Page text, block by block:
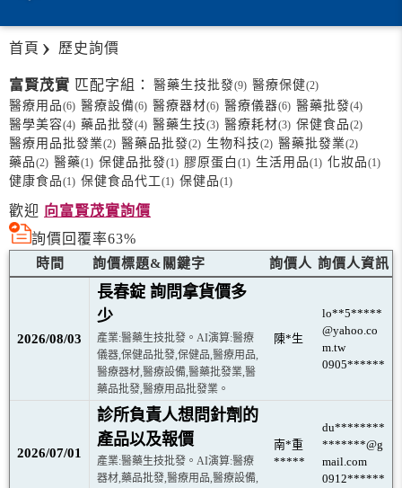
首頁 歷史詢價
富賢茂實 匹配字組： 醫藥生技批發(9) 醫療保健(2)
醫療用品(6) 醫療設備(6) 醫療器材(6) 醫療儀器(6) 醫藥批發(4)
醫學美容(4) 藥品批發(4) 醫藥生技(3) 醫療耗材(3) 保健食品(2)
醫療用品批發業(2) 醫藥品批發(2) 生物科技(2) 醫藥批發業(2)
藥品(2) 醫藥(1) 保健品批發(1) 膠原蛋白 (1) 生活用品(1) 化妝品(1)
健康食品(1) 保健食品代工(1) 保健品(1)
歡迎 向富賢茂實詢價
詢價回覆率63%
時間 詢價標題&關鍵字 詢價人 詢價人資訊
2026/08/03
長春錠 詢問拿貨價多
少
產業:醫藥生技批發。AI演算:醫療
儀器,保健品批發,保健品,醫療用品,
醫療器材,醫療設備,醫藥批發業,醫
藥品批發,醫療用品批發業。
陳*生
lo**5*****
@yahoo.co
m.tw
0905******
2026/07/01
診所負責人想問針劑的
產品以及報價
產業:醫藥生技批發。AI演算:醫療
器材,藥品批發,醫療用品,醫療設備,
南*重
*****
du********
*******@g
mail.com
0912******